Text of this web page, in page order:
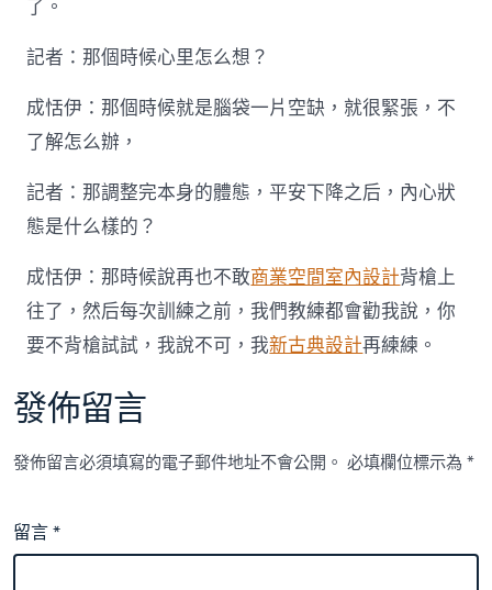
了。
記者：那個時候心里怎么想？
成恬伊：那個時候就是腦袋一片空缺，就很緊張，不
了解怎么辦，
記者：那調整完本身的體態，平安下降之后，內心狀
態是什么樣的？
成恬伊：那時候說再也不敢商業空間室內設計背槍上
往了，然后每次訓練之前，我們教練都會勸我說，你
要不背槍試試，我說不可，我新古典設計再練練。
發佈留言
發佈留言必須填寫的電子郵件地址不會公開。 必填欄位標示為*
留言*